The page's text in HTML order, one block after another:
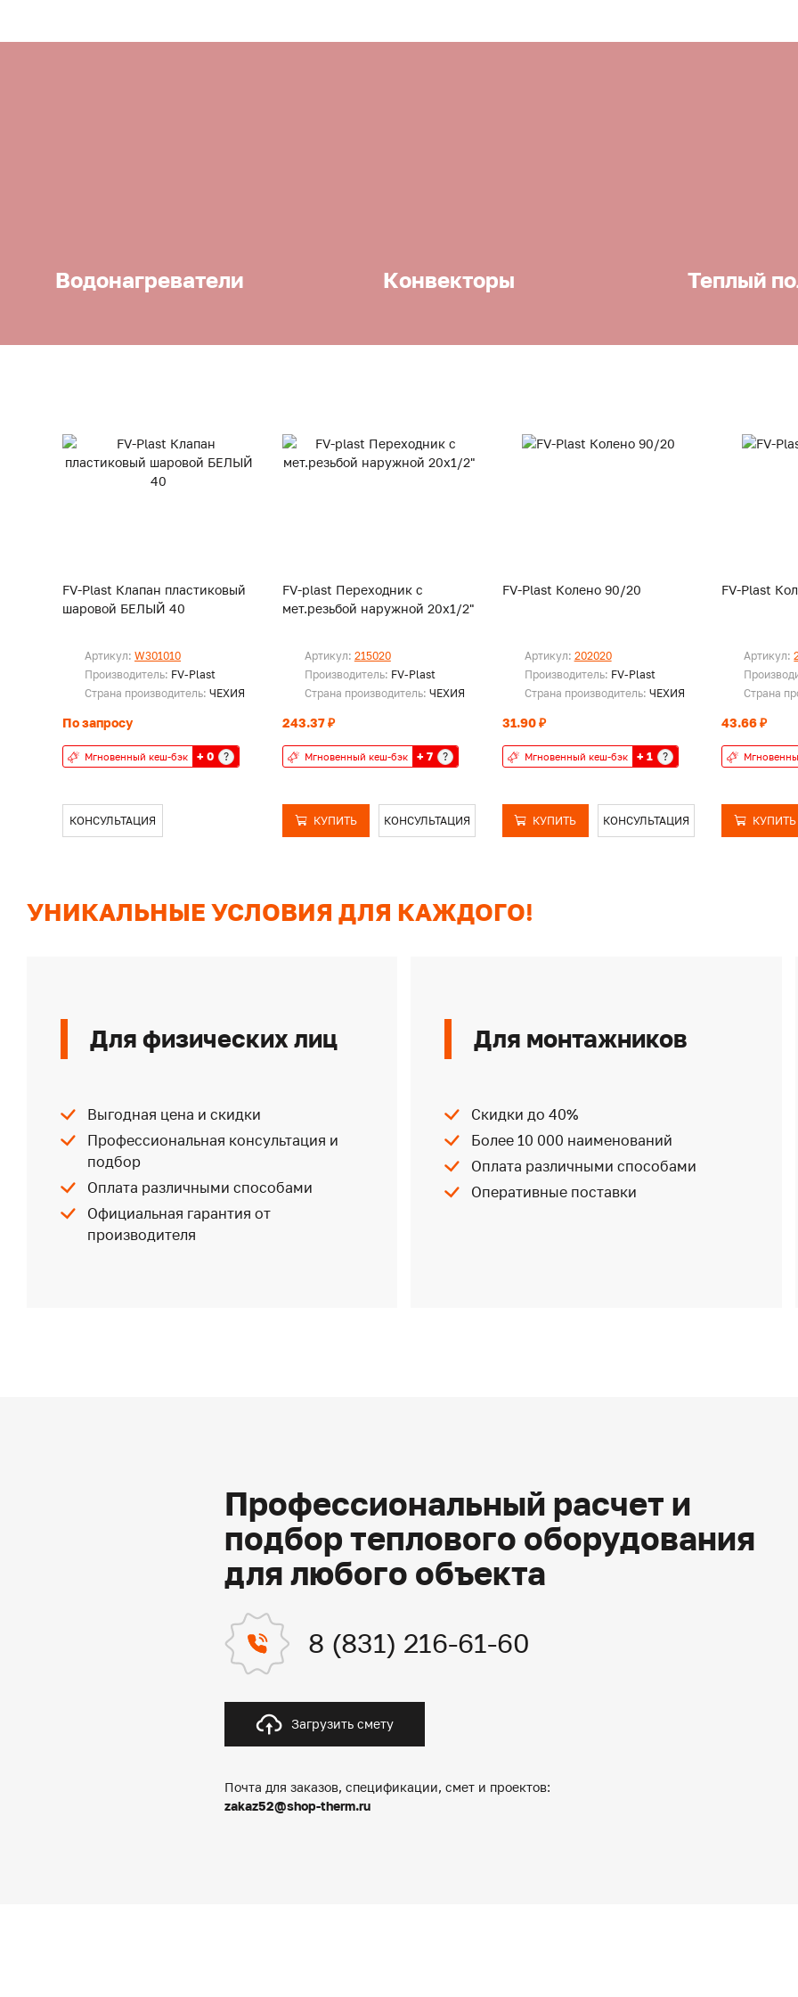
Водонагреватели Конвекторы Теплый
FV-Plast Клапан пластиковый
шаровой БЕЛЫЙ 40
Артикул: W301010
Производитель: FV-Plast
Страна производитель: ЧЕХИЯ
По запросу
Мгновенный кеш-бэк + 0 ?
КОНСУЛЬТАЦИЯ
FV-plast Переходник с
мет.резьбой наружной 20х1/2"
Артикул: 215020
Производитель: FV-Plast
Страна производитель: ЧЕХИЯ
243.37 ₽
Мгновенный кеш-бэк + 7 ?
КУПИТЬ КОНСУЛЬТАЦИЯ
FV-Plast Колено 90/20
Артикул: 202020
Производитель: FV-Plast
Страна производитель: ЧЕХИЯ
31.90 ₽
Мгновенный кеш-бэк + 1 ?
КУПИТЬ КОНСУЛЬТАЦИЯ
FV-Plast
Артикул:
Страна
43.66 ₽
КУПИТЬ
УНИКАЛЬНЫЕ УСЛОВИЯ ДЛЯ КАЖДОГО!
Для физических лиц
Выгодная цена и скидки
Профессиональная консультация и
подбор
Оплата различными способами
Официальная гарантия от
производителя
Для монтажников
Скидки до 40%
Более 10 000 наименований
Оплата различными способами
Оперативные поставки
Профессиональный расчет и
подбор теплового оборудования
для любого объекта
8 (831) 216-61-60
Загрузить смету
Почта для заказов, спецификации, смет и проектов:
zakaz52@shop-therm.ru